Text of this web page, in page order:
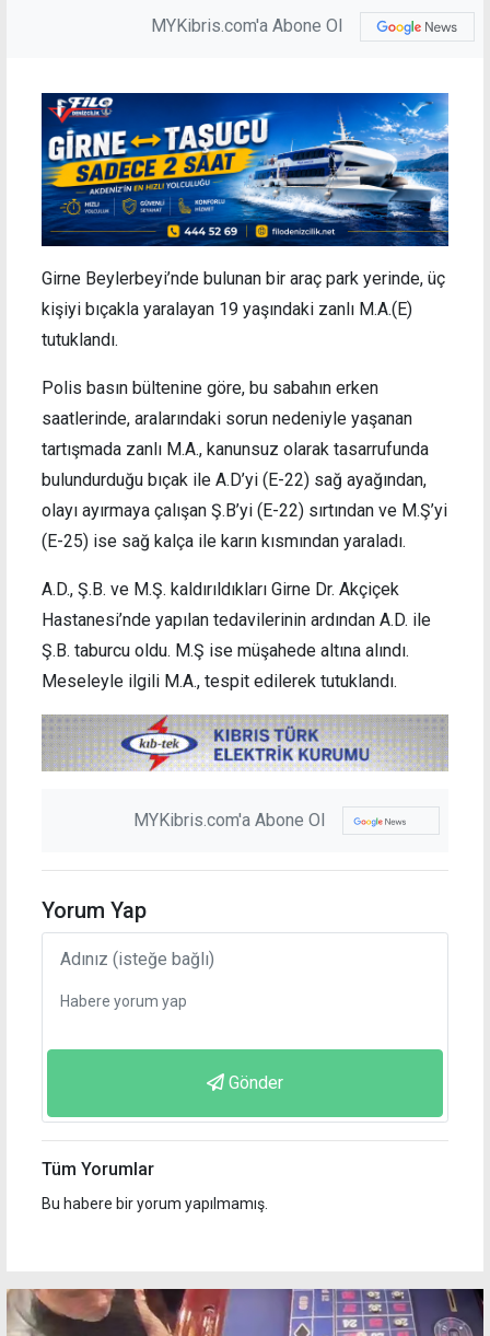
MYKibris.com'a Abone Ol
Girne Beylerbeyi’nde bulunan bir araç park yerinde, üç
kişiyi bıçakla yaralayan 19 yaşındaki zanlı M.A.(E)
tutuklandı.
Polis basın bültenine göre, bu sabahın erken
saatlerinde, aralarındaki sorun nedeniyle yaşanan
tartışmada zanlı M.A., kanunsuz olarak tasarrufunda
bulundurduğu bıçak ile A.D’yi (E-22) sağ ayağından,
olayı ayırmaya çalışan Ş.B’yi (E-22) sırtından ve M.Ş’yi
(E-25) ise sağ kalça ile karın kısmından yaraladı.
A.D., Ş.B. ve M.Ş. kaldırıldıkları Girne Dr. Akçiçek
Hastanesi’nde yapılan tedavilerinin ardından A.D. ile
Ş.B. taburcu oldu. M.Ş ise müşahede altına alındı.
Meseleyle ilgili M.A., tespit edilerek tutuklandı.
MYKibris.com'a Abone Ol
Yorum Yap
Gönder
Tüm Yorumlar
Bu habere bir yorum yapılmamış.